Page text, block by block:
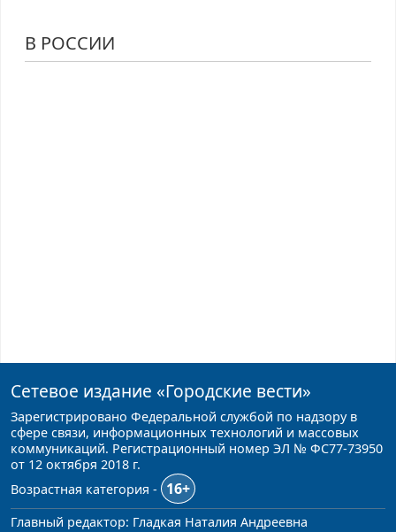
В РОССИИ
Сетевое издание «Городские вести»
Зарегистрировано Федеральной службой по надзору в
сфере связи, информационных технологий и массовых
коммуникаций. Регистрационный номер ЭЛ № ФС77-73950
от 12 октября 2018 г.
Возрастная категория -
16+
Главный редактор: Гладкая Наталия Андреевна